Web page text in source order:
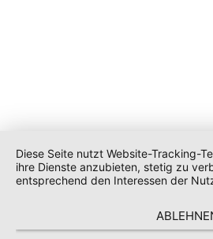
Diese Seite nutzt Website-Tracking-
ihre Dienste anzubieten, stetig zu
entsprechend den Interessen der